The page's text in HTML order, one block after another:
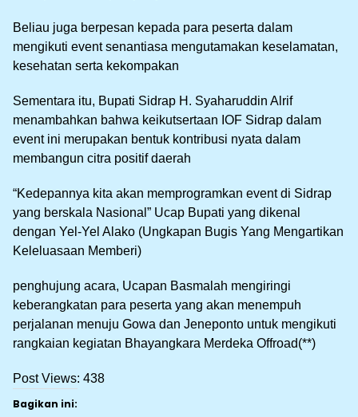
Beliau juga berpesan kepada para peserta dalam
mengikuti event senantiasa mengutamakan keselamatan,
kesehatan serta kekompakan
Sementara itu, Bupati Sidrap H. Syaharuddin Alrif
menambahkan bahwa keikutsertaan IOF Sidrap dalam
event ini merupakan bentuk kontribusi nyata dalam
membangun citra positif daerah
“Kedepannya kita akan memprogramkan event di Sidrap
yang berskala Nasional” Ucap Bupati yang dikenal
dengan Yel-Yel Alako (Ungkapan Bugis Yang Mengartikan
Keleluasaan Memberi)
penghujung acara, Ucapan Basmalah mengiringi
keberangkatan para peserta yang akan menempuh
perjalanan menuju Gowa dan Jeneponto untuk mengikuti
rangkaian kegiatan Bhayangkara Merdeka Offroad(**)
Post Views: 438
Bagikan ini: